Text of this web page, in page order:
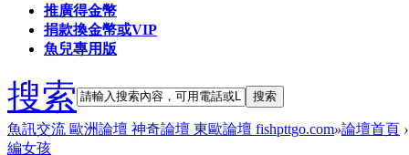
推廣得金幣
捐款換金幣或VIP
魚兒專用版
搜索 搜索
魚訊交流 歐洲論壇 神奇論壇 東歐論壇 fishpttgo.com»論壇首頁 ›
編女孩